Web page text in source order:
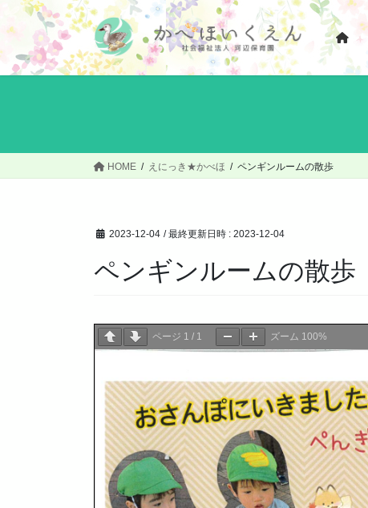
ン
プ
ビ
動
HOME えにっき★かべほ ペンギンルームの散歩
2023-12-04 / 最終更新日時 : 2023-12-04
ペンギンルームの散歩
ページ 1 / 1 ズーム 100%